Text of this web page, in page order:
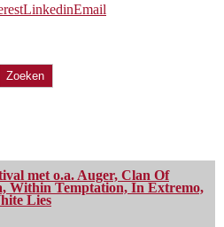
LinkedinEmail
Zoeken
met o.a. Auger, Clan Of
Within Temptation, In Extremo,
Lies